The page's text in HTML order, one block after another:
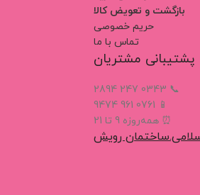
بازگشت و تعویض کالا
حریم خصوصی
تماس با ما
پشتیبانی مشتریان
📞 0343 247 2894
📱 0761 961 9474
⏰ همه‌روزه 9 تا 21
رویش